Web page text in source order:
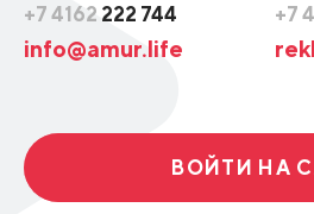
+7 4162 222 744
info@amur.life
+7
ВОЙТИ НА